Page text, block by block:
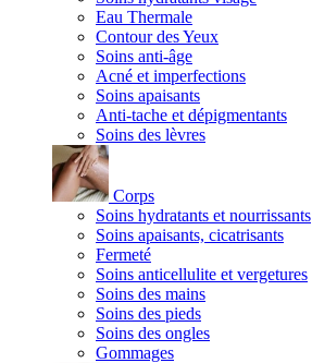
Eau Thermale
Contour des Yeux
Soins anti-âge
Acné et imperfections
Soins apaisants
Anti-tache et dépigmentants
Soins des lèvres
Corps
Soins hydratants et nourrissants
Soins apaisants, cicatrisants
Fermeté
Soins anticellulite et vergetures
Soins des mains
Soins des pieds
Soins des ongles
Gommages